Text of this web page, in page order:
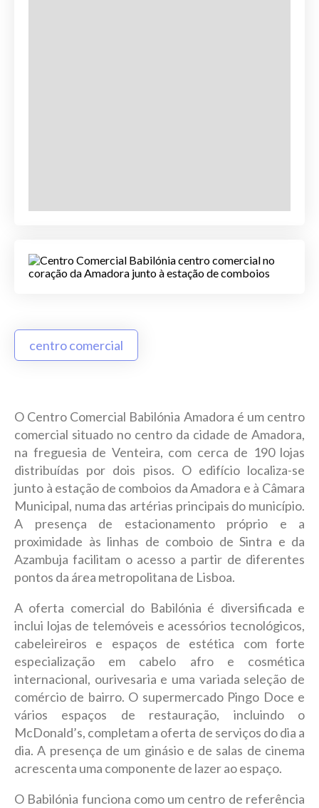
centro comercial
O Centro Comercial Babilónia Amadora é um centro
comercial situado no centro da cidade de Amadora,
na freguesia de Venteira, com cerca de 190 lojas
distribuídas por dois pisos. O edifício localiza-se
junto à estação de comboios da Amadora e à Câmara
Municipal, numa das artérias principais do município.
A presença de estacionamento próprio e a
proximidade às linhas de comboio de Sintra e da
Azambuja facilitam o acesso a partir de diferentes
pontos da área metropolitana de Lisboa.
A oferta comercial do Babilónia é diversificada e
inclui lojas de telemóveis e acessórios tecnológicos,
cabeleireiros e espaços de estética com forte
especialização em cabelo afro e cosmética
internacional, ourivesaria e uma variada seleção de
comércio de bairro. O supermercado Pingo Doce e
vários espaços de restauração, incluindo o
McDonald’s, completam a oferta de serviços do dia a
dia. A presença de um ginásio e de salas de cinema
acrescenta uma componente de lazer ao espaço.
O Babilónia funciona como um centro de referência